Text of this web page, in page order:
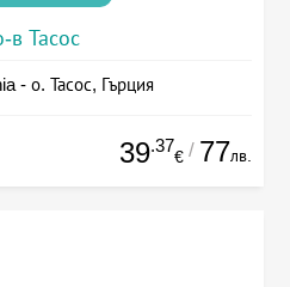
в Тасос
- о. Тасос, Гърция
39.37
€ / 77лв.